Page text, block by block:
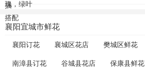
襄阳宜城市鲜花
襄阳订花 襄城区花店 樊城区鲜花
南漳县订花 谷城县花店 保康县鲜花